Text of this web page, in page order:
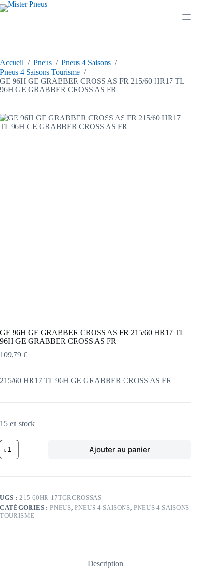
Passer
au
Accueil / Pneus / Pneus 4 Saisons /
Pneus 4 Saisons Tourisme /
GE 96H GE GRABBER CROSS AS FR 215/60 HR17 TL
96H GE GRABBER CROSS AS FR
GE 96H GE GRABBER CROSS AS FR 215/60 HR17 TL
96H GE GRABBER CROSS AS FR
109,79 €
215/60 HR17 TL 96H GE GRABBER CROSS AS FR
15 en stock
quantité
de
GE
GE
AS
FR
215/60
Ajouter au panier
UGS : 215 60HR 17TGRCROSSAS
CATÉGORIES :PNEUS,PNEUS 4 SAISONS,PNEUS 4 SAISONS
TOURISME
Description